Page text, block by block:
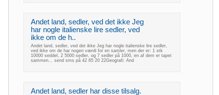
Andet land, sedler, ved det ikke Jeg
har nogle italienske lire sedler, ved
ikke om de h..
Andet land, sedler, ved det ikke Jeg har nogle italienske lire sedler,
ved ikke om de har nogen værdi for en samler, men der er: 1 stk
10000 seddel, 2 5000 sedler, og 7 sedler på 1000, en af dem er tapet
sammen... send sms på 42 65 20 22Geografi: And
Andet land, sedler har disse tilsalg.